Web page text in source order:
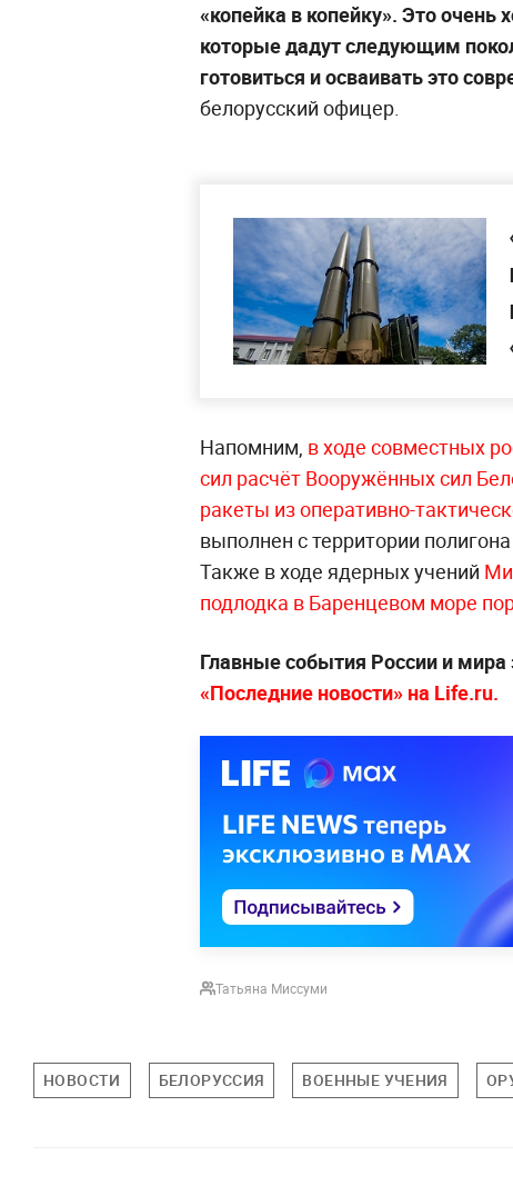
«копейка в копейку». Это очень
которые дадут следующим
готовиться и осваивать это
белорусский офицер.
Напомним, в ходе совместных
сил расчёт Вооружённых сил
ракеты из оперативно-
выполнен с территории
Также в ходе ядерных учений
подлодка в Баренцевом море
Главные события России и мира
«Последние новости» на Life.ru.
Татьяна Миссуми
НОВОСТИ БЕЛОРУССИЯ ВОЕННЫЕ УЧЕНИЯ